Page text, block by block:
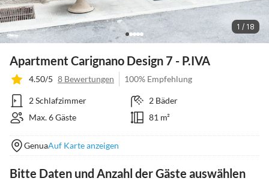
1 / 18
Apartment Carignano Design 7 - P.IVA
4.50/5 8 Bewertungen 100% Empfehlung
2 Schlafzimmer
2 Bäder
Max. 6 Gäste
81 m²
GenuaAuf Karte anzeigen
Bitte Daten und Anzahl der Gäste auswählen